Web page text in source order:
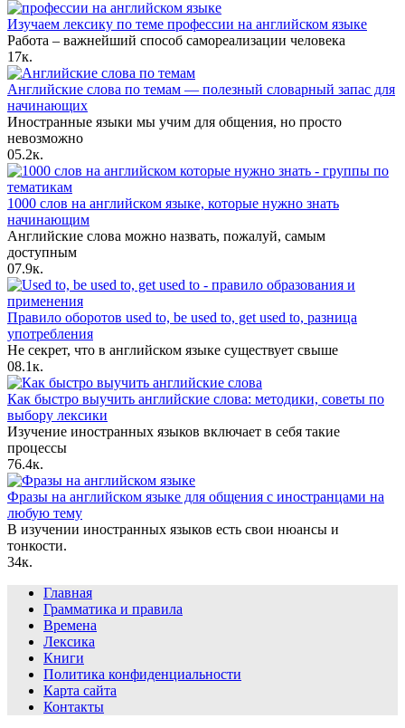
Изучаем лексику по теме профессии на английском языке
Работа – важнейший способ самореализации человека
1 7к.
Английские слова по темам — полезный словарный запас для
начинающих
Иностранные языки мы учим для общения, но просто
невозможно
05.2к.
1000 слов на английском языке, которые нужно знать
начинающим
Английские слова можно назвать, пожалуй, самым
доступным
07.9к.
Правило оборотов used to, be used to, get used to, разница
употребления
Не секрет, что в английском языке существует свыше
08.1к.
Как быстро выучить английские слова: методики, советы по
выбору лексики
Изучение иностранных языков включает в себя такие
процессы
76.4к.
Фразы на английском языке для общения с иностранцами на
любую тему
В изучении иностранных языков есть свои нюансы и
тонкости.
34к.
Главная
Грамматика и правила
Времена
Лексика
Книги
Политика конфиденциальности
Карта сайта
Контакты